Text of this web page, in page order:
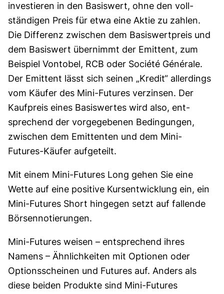
investieren in den Basis­wert, ohne den voll­
ständigen Preis für etwa eine Aktie zu zahlen.
Die Differenz zwischen dem Basiswertpreis und
dem Basis­wert übernimmt der Emittent, zum
Beispiel Vontobel, RCB oder Société Générale.
Der Emittent lässt sich seinen „Kredit“ allerdings
vom Käufer des Mini-Futures ver­zinsen. Der
Kaufpreis eines Basis­wertes wird also, ent­
sprechend der vorgegebenen Bedingungen,
zwischen dem Emittenten und dem Mini-
Futures-Käufer auf­geteilt.
Mit einem Mini-Futures Long gehen Sie eine
Wette auf eine positive Kurs­entwick­lung ein, ein
Mini-Futures Short hingegen setzt auf fallende
Börsen­notie­rungen.
Mini-Futures weisen – entsprechend ihres
Namens – Ähnlichkeiten mit Optionen oder
Options­scheinen und Futures auf. Anders als
diese beiden Produkte sind Mini-Futures